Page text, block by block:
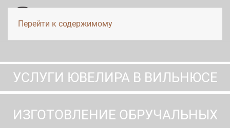
Перейти к содержимому
УСЛУГИ ЮВЕЛИРА В ВИЛЬНЮСЕ
ИЗГОТОВЛЕНИЕ ОБРУЧАЛЬНЫХ